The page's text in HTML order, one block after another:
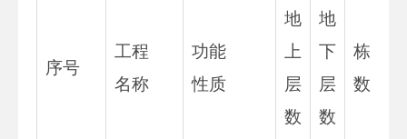
序号
工程
名称
功能
性质
地
上
层
数
地
下
层
数
栋
数